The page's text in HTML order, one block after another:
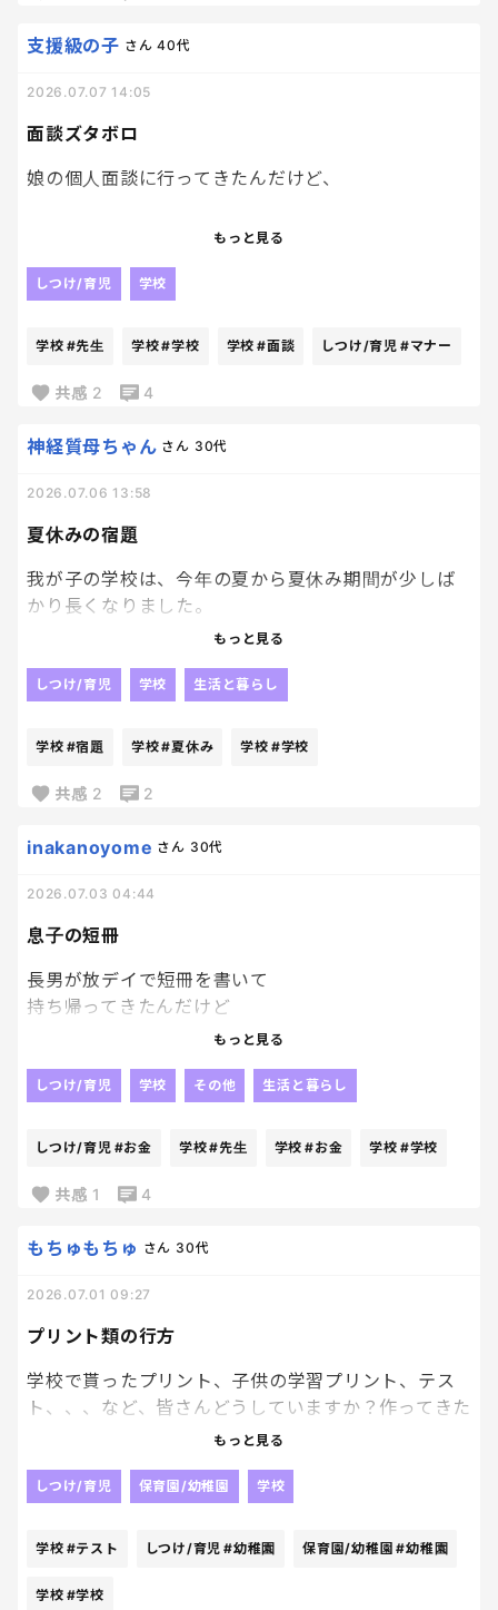
面談ズタボロ
支援級の子 さん 40代
2026.07.07 14:05
娘の個人面談に行ってきたんだけど、
まー予想よりひどかったよね。
椅子にちゃんと座らないだの、床に転がっている時
くらい。
やいてしまったくらい。
娘の情緒が不安定なのは元々だけど、先生に甘えてる
んだろうな。
言うこと聞かないとか、秩序を乱すとか、マナーを
守らない時は、きつめに叱っていいです、言わなきゃ
気づかないです、と伝えました。
家でも、学校でのお約束として、娘と話し合いまし
もっと見る
しつけ/育児 学校
学校 #先生 学校#学校 学校 #面談 しつけ/育児 #マナー
共感 2 4
夏休みの宿題
神経質母ちゃん さん 30代
2026.07.06 13:58
我が子の学校は、今年の夏から夏休み期間が少しば
かり長くなりました。
のが現実、、
もっと見る
しつけ/育児 学校 生活と暮らし
学校 #宿題 学校#夏休み 学校 #学校
共感 2 2
息子の短冊
inakanoyome さん 30代
2026.07.03 04:44
長男が放デイで短冊を書いて
持ち帰ってきたんだけど
欲！！！急にすごい欲!！笑
でももう1枚は
感動！！
人の少ないところから、
なんやかんやと、ほんと優しい子。
学校の先生から連絡帳に
妹さんが入院してから落ち着きがなかったけど
元気になりましたって書いてあって
その通りべったりで遊んで
母はニヤケが止まらないよ🥹🥹
もっと見る
しつけ/育児 学校 その他 生活と暮らし
しつけ/育児 #お金 学校#先生 学校 #お金 学校 #学校
共感 1 4
プリント類の行方
もちゅもちゅ さん 30代
2026.07.01 09:27
学校で貰ったプリント、子供の学習プリント、テス
ト、、、など、皆さんどうしていますか？作ってきた
作品とかも(幼稚園の時のもの含め)
学校で貰った連絡関係のプリントはpdfにしてアプリ
んどん溜まって、紙だらけで、、、。笑
皆さんの意見聞きたいです！
もっと見る
しつけ/育児 保育園/幼稚園 学校
学校 #テスト しつけ/育児 #幼稚園 保育園/幼稚園 #幼稚園
学校 #学校